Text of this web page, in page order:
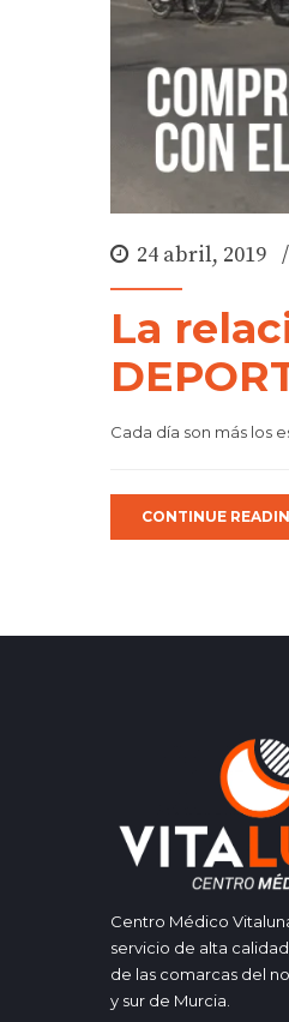
24 abril, 2019
La
Cada día son más los
CONTINUE
Centro Médico
servicio de alta
de las comarcas del
y sur de Murcia.